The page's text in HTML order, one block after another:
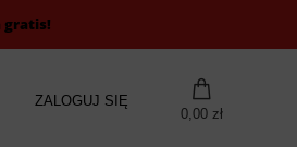
gratis!
ZALOGUJ SIĘ
0,00 zł